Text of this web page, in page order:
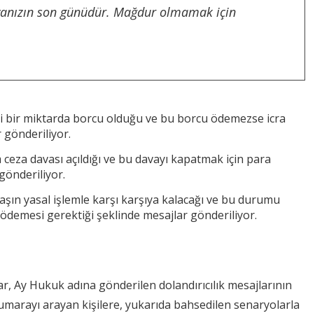
son günüdür. Mağdur olmamak için
bir miktarda borcu olduğu ve bu borcu ödemezse icra
gönderiliyor.
davası açıldığı ve bu davayı kapatmak için para
yasal işlemle karşı karşıya kalacağı ve bu durumu
gerektiği şeklinde mesajlar gönderiliyor.
Hukuk adına gönderilen dolandırıcılık mesajlarının
arayan kişilere, yukarıda bahsedilen senaryolarla